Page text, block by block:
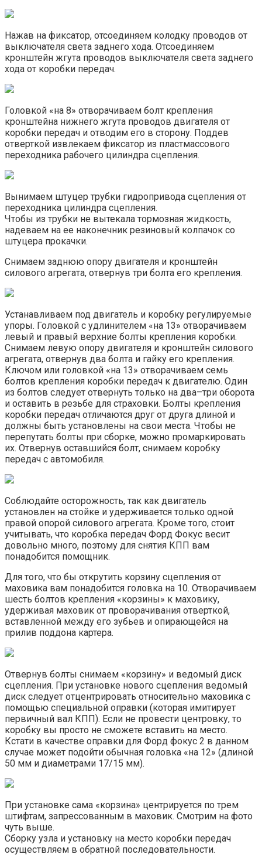
Нажав на фиксатор, отсоединяем колодку проводов от
выключателя света заднего хода. Отсоединяем
кронштейн жгута проводов выключателя света заднего
хода от коробки передач.
Головкой «на 8» отворачиваем болт крепления
кронштейна нижнего жгута проводов двигателя от
коробки передач и отводим его в сторону. Поддев
отверткой извлекаем фиксатор из пластмассового
переходника рабочего цилиндра сцепления.
Вынимаем штуцер трубки гидропривода сцепления от
переходника цилиндра сцепления.
Чтобы из трубки не вытекала тормозная жидкость,
надеваем на ее наконечник резиновый колпачок со
штуцера прокачки.
Снимаем заднюю опору двигателя и кронштейн
силового агрегата, отвернув три болта его крепления.
Устанавливаем под двигатель и коробку регулируемые
упоры. Головкой с удлинителем «на 13» отворачиваем
левый и правый верхние болты крепления коробки.
Снимаем левую опору двигателя и кронштейн силового
агрегата, отвернув два болта и гайку его крепления.
Ключом или головкой «на 13» отворачиваем семь
болтов крепления коробки передач к двигателю. Один
из болтов следует отвернуть только на два–три оборота
и оставить в резьбе для страховки. Болты крепления
коробки передач отличаются друг от друга длиной и
должны быть установлены на свои места. Чтобы не
перепутать болты при сборке, можно промаркировать
их. Отвернув оставшийся болт, снимаем коробку
передач с автомобиля.
Соблюдайте осторожность, так как двигатель
установлен на стойке и удерживается только одной
правой опорой силового агрегата. Кроме того, стоит
учитывать, что коробка передач Форд Фокус весит
довольно много, поэтому для снятия КПП вам
понадобится помощник.
Для того, что бы открутить корзину сцепления от
маховика вам понадобится головка на 10. Отворачиваем
шесть болтов крепления «корзины» к маховику,
удерживая маховик от проворачивания отверткой,
вставленной между его зубьев и опирающейся на
прилив поддона картера.
Отвернув болты снимаем «корзину» и ведомый диск
сцепления. При установке нового сцепления ведомый
диск следует отцентрировать относительно маховика с
помощью специальной оправки (которая имитирует
первичный вал КПП). Если не провести центровку, то
коробку вы просто не сможете вставить на место.
Кстати в качестве оправки для Форд фокус 2 в данном
случае может подойти обычная головка «на 12» (длиной
50 мм и диаметрами 17/15 мм).
При установке сама «корзина» центрируется по трем
штифтам, запрессованным в маховик. Смотрим на фото
чуть выше.
Сборку узла и установку на место коробки передач
осуществляем в обратной последовательности.